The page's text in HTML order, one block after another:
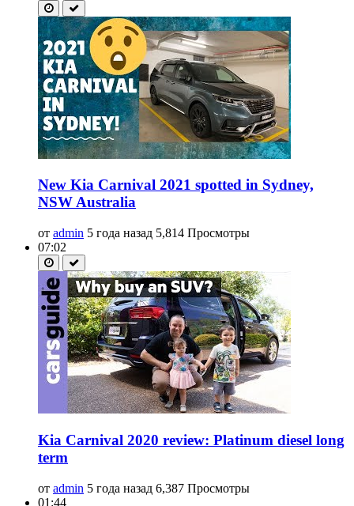
New Kia Carnival 2021 spotted in Sydney,
NSW Australia
от admin 5 года назад 5,814 Просмотры
07:02
Kia Carnival 2020 review: Platinum diesel long
term
от admin 5 года назад 6,387 Просмотры
01:44